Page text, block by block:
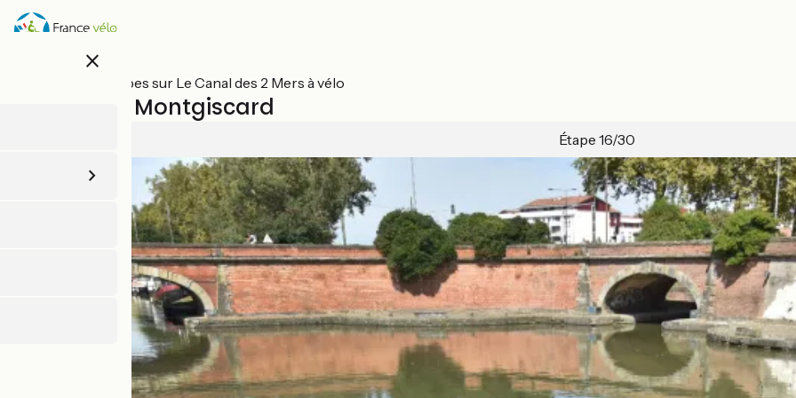
Aller
au
close
Toutes les étapes sur Le Canal des 2 Mers à vélo
Toulouse / Montgiscard
Étape 16/30